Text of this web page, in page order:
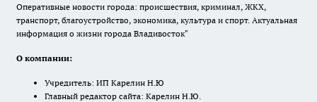
Оперативные новости города: происшествия, криминал, ЖКХ,
транспорт, благоустройство, экономика, культура и спорт. Актуальная
информация о жизни города Владивосток"
О компании:
Учредитель: ИП Карелин Н.Ю
Главный редактор сайта: Карелин Н.Ю.